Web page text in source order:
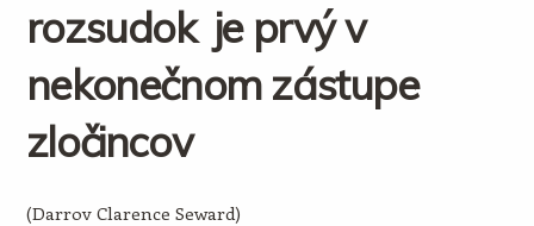
rozsudok je prvý v
nekonečnom zástupe
zločincov
(Darrov Clarence Seward)